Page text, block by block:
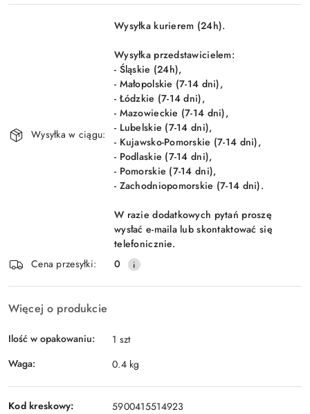
Wyślij
Dostępność
Wysyłka w ciągu:
Wysyłka kurierem (24h).
Wysyłka przedstawicielem:
- Śląskie (24h),
- Małopolskie (7-14 dni),
- Łódzkie (7-14 dni),
- Mazowieckie (7-14 dni),
- Lubelskie (7-14 dni),
- Kujawsko-Pomorskie (7-14 dni),
- Podlaskie (7-14 dni),
- Pomorskie (7-14 dni),
- Zachodniopomorskie (7-14 dni).
W razie dodatkowych pytań proszę
wysłać e-maila lub skontaktować się
telefonicznie.
Cena przesyłki:
0
Więcej o produkcie
Ilość w opakowaniu:
1 szt
Waga:
0.4 kg
Kod kreskowy: 5900415514923